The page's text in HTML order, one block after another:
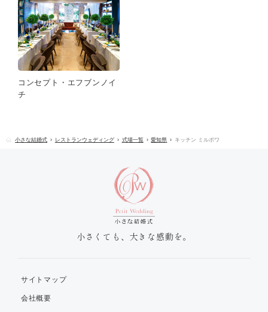
コンセプト・エフブンノイ
チ
小さな結婚式 レストランウェディング 式場一覧 愛知県 キッチン ミルポワ
小さくても、大きな感動を。
サイトマップ
会社概要